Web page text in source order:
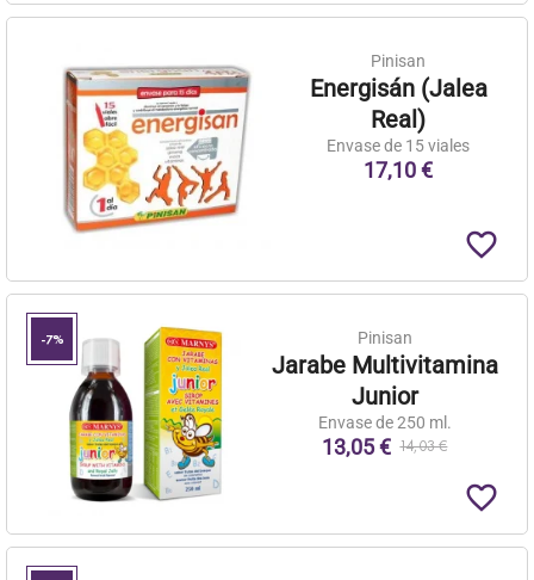
Pinisan
Energisán (Jalea
Real)
Envase de 15 viales
17,10 €
favorite_border
-7% Pinisan
Jarabe Multivitamina
Junior
Envase de 250 ml.
13,05 € 14,03 €
favorite_border